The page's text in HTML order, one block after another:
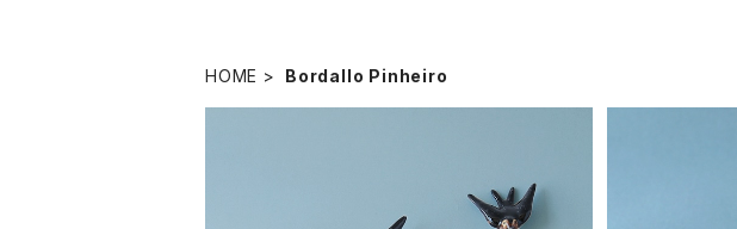
HOME Bordallo Pinheiro